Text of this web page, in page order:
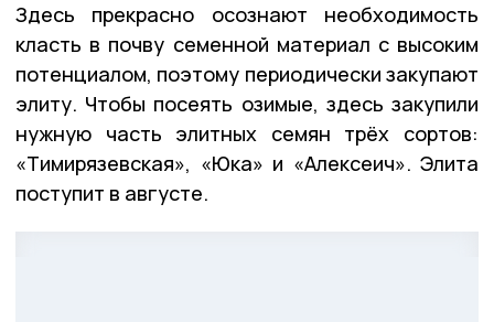
Здесь прекрасно осознают необходимость
класть в почву семенной материал с высоким
потенциалом, поэтому периодически закупают
элиту. Чтобы посеять озимые, здесь закупили
нужную часть элитных семян трёх сортов:
«Тимирязевская», «Юка» и «Алексеич». Элита
поступит в августе.